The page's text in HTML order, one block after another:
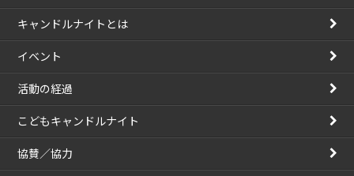
キャンドルナイトとは
イベント
活動の経過
こどもキャンドルナイト
協賛／協力